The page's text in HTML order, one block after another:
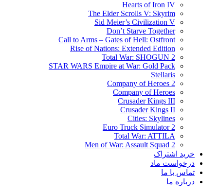
Hearts of Iron IV
The Elder Scrolls V: Skyrim
Sid Meier’s Civilization V
Don’t Starve Together
Call to Arms – Gates of Hell: Ostfront
Rise of Nations: Extended Edition
Total War: SHOGUN 2
STAR WARS Empire at War: Gold Pack
Stellaris
Company of Heroes 2
Company of Heroes
Crusader Kings III
Crusader Kings II
Cities: Skylines
Euro Truck Simulator 2
Total War: ATTILA
Men of War: Assault Squad 2
خرید اشتراک
درخواست ماد
تماس با ما
درباره ما